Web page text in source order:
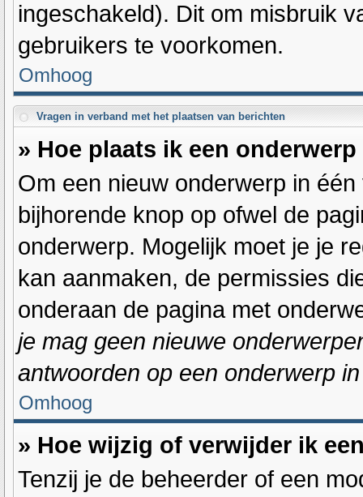
ingeschakeld). Dit om misbruik
gebruikers te voorkomen.
Omhoog
Vragen in verband met het plaatsen van berichten
» Hoe plaats ik een
Om een nieuw onderwerp in
bijhorende knop op ofwel de
onderwerp. Mogelijk moet je je
kan aanmaken, de permissies
onderaan de pagina met
je mag geen nieuwe
antwoorden op een onderwerp
Omhoog
» Hoe wijzig of verwijder ik
Tenzij je de beheerder of een